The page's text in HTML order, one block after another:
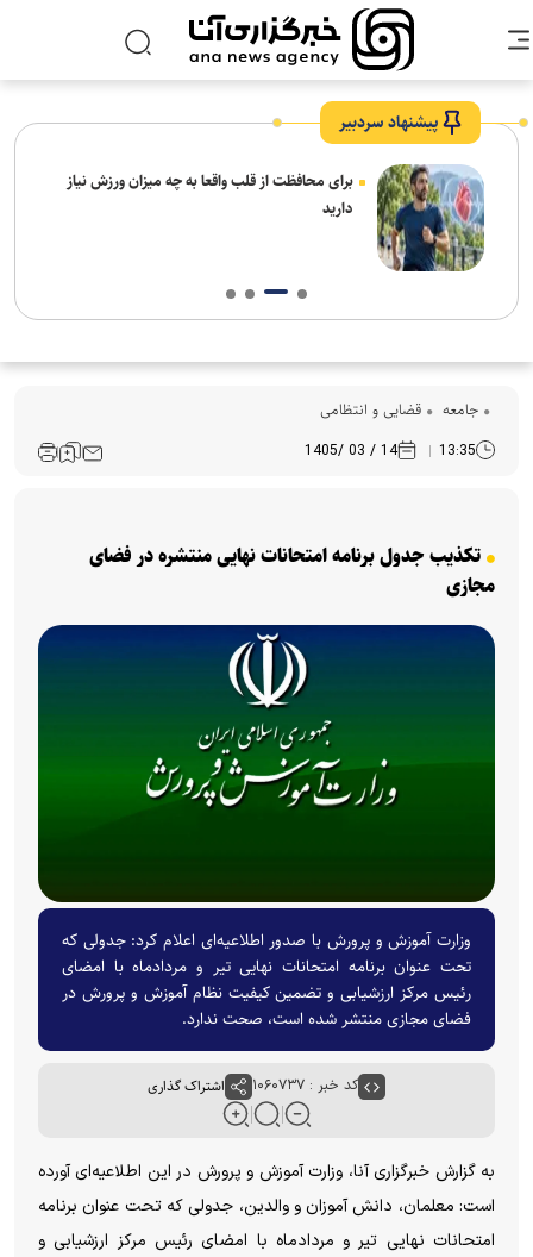
پیشنهاد سردبیر
برای محافظت از قلب واقعا به چه میزان ورزش نیاز
دارید
جامعه قضایی و انتظامی
13:35
14 / 03 /1405
تکذیب جدول برنامه امتحانات نهایی منتشره در فضای
مجازی
وزارت آموزش و پرورش با صدور اطلاعیه‌ای اعلام کرد: جدولی که
تحت عنوان برنامه امتحانات نهایی تیر و مردادماه با امضای
رئیس مرکز ارزشیابی و تضمین کیفیت نظام آموزش و پرورش در
فضای مجازی منتشر شده است، صحت ندارد.
کد خبر : ۱۰۶۰۷۳۷ اشتراک گذاری
به گزارش خبرگزاری آنا، وزارت آموزش و پرورش در این اطلاعیه‌ای آورده
است: معلمان، دانش آموزان و والدین، جدولی که تحت عنوان برنامه
امتحانات نهایی تیر و مردادماه با امضای رئیس مرکز ارزشیابی و